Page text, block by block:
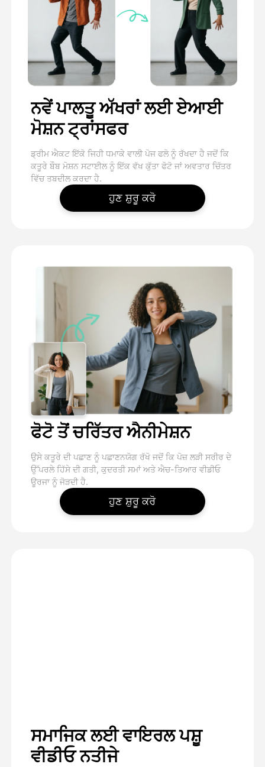
ਨਵੇਂ ਪਾਲਤੂ ਅੱਖਰਾਂ ਲਈ ਏਆਈ
ਮੋਸ਼ਨ ਟ੍ਰਾਂਸਫਰ
ਡ੍ਰੀਮ ਐਕਟ ਇੱਕੋ ਜਿਹੀ ਧਮਾਕੇ ਵਾਲੀ ਪੋਜ ਫਲੋ ਨੂੰ ਰੱਖਦਾ ਹੈ ਜਦੋਂ ਕਿ
ਕਤੂਰੇ ਬੌਬ ਮੋਸ਼ਨ ਸਟਾਈਲ ਨੂੰ ਇੱਕ ਵੱਖ ਕੁੱਤਾ ਫੋਟੋ ਜਾਂ ਅਵਤਾਰ ਚਿੱਤਰ
ਵਿੱਚ ਤਬਦੀਲ ਕਰਦਾ ਹੈ.
ਹੁਣ ਸ਼ੁਰੂ ਕਰੋ
ਫੋਟੋ ਤੋਂ ਚਰਿੱਤਰ ਐਨੀਮੇਸ਼ਨ
ਉਸੇ ਕਤੂਰੇ ਦੀ ਪਛਾਣ ਨੂੰ ਪਛਾਣਨਯੋਗ ਰੱਖੋ ਜਦੋਂ ਕਿ ਪੋਜ਼ ਲੜੀ ਸਰੀਰ ਦੇ
ਉੱਪਰਲੇ ਹਿੱਸੇ ਦੀ ਗਤੀ, ਕੁਦਰਤੀ ਸਮਾਂ ਅਤੇ ਐਚ-ਤਿਆਰ ਵੀਡੀਓ
ਊਰਜਾ ਨੂੰ ਜੋੜਦੀ ਹੈ.
ਹੁਣ ਸ਼ੁਰੂ ਕਰੋ
ਸਮਾਜਿਕ ਲਈ ਵਾਇਰਲ ਪਸ਼ੂ
ਵੀਡੀਓ ਨਤੀਜੇ